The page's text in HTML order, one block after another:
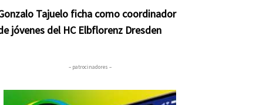
Tajuelo ficha como coordinador
jóvenes del HC Elbflorenz Dresden
– patrocinadores –